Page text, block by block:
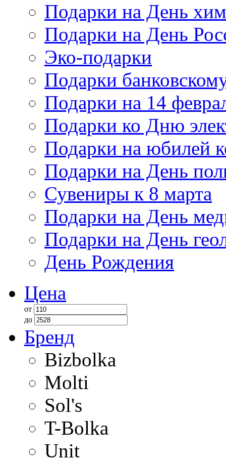
Подарки на День
Подарки на День
Эко-подарки
Подарки
Подарки на 14
Подарки ко Дню
Подарки на юбилей
Подарки на День
Сувениры к 8 марта
Подарки на День
Подарки на День
День Рождения
Цена
от
до
Бренд
Bizbolka
Molti
Sol's
T-Bolka
Unit